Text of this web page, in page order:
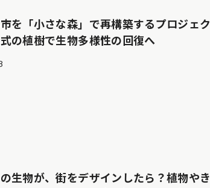
を「小さな森」で再構築するプロジェク
の植樹で生物多様性の回復へ
生物が、街をデザインしたら？植物やき